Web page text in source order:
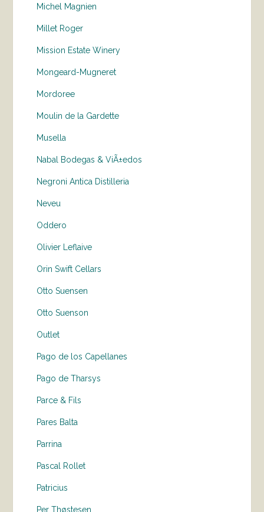
Michel Magnien
Millet Roger
Mission Estate Winery
Mongeard-Mugneret
Mordoree
Moulin de la Gardette
Musella
Nabal Bodegas & ViÃ±edos
Negroni Antica Distilleria
Neveu
Oddero
Olivier Leflaive
Orin Swift Cellars
Otto Suensen
Otto Suenson
Outlet
Pago de los Capellanes
Pago de Tharsys
Parce & Fils
Pares Balta
Parrina
Pascal Rollet
Patricius
Per Thøstesen